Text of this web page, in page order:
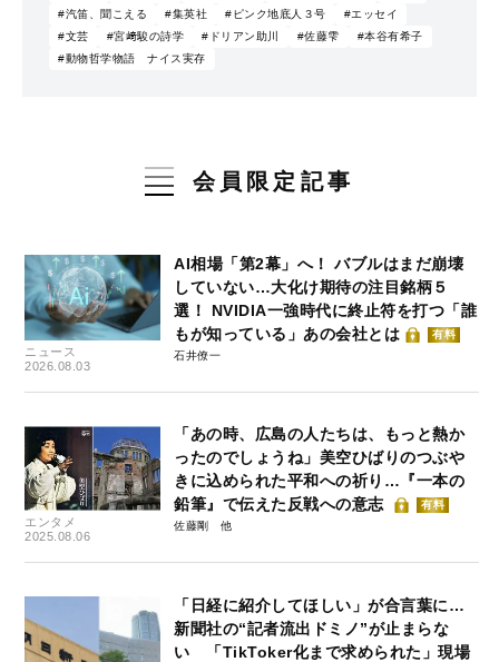
#汽笛、聞こえる
#集英社 #ピンク地底人３号
#エッセイ
#文芸
#宮﨑駿の詩学 #ドリアン助川 #佐藤雫
#本谷有希子
#動物哲学物語 ナイス実存
会員限定記事
ニュース
2026.08.03
AI相場「第2幕」へ！ バブルはまだ崩壊
していない…大化け期待の注目銘柄５
選！ NVIDIA一強時代に終止符を打つ「誰
もが知っている」あの会社とは
有料
石井僚一
エンタメ
2025.08.06
「あの時、広島の人たちは、もっと熱か
ったのでしょうね」美空ひばりのつぶや
きに込められた平和への祈り…『一本の
鉛筆』で伝えた反戦への意志
有料
佐藤剛
「日経に紹介してほしい」が合言葉に…
新聞社の“記者流出ドミノ”が止まらな
い 「TikToker化まで求められた」現場